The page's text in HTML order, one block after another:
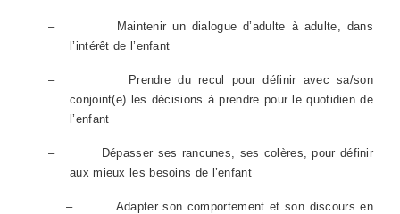
–
Maintenir un dialogue d’adulte à adulte, dans
l’intérêt de l’enfant
–
Prendre du recul pour définir avec sa/son
conjoint(e) les décisions à prendre pour le quotidien de
l’enfant
–
Dépasser ses rancunes, ses colères, pour définir
aux mieux les besoins de l’enfant
–
Adapter son comportement et son discours en